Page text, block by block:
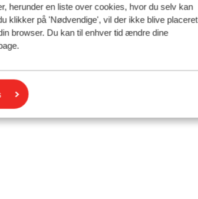
herunder en liste over cookies, hvor du selv kan
klikker på 'Nødvendige', vil der ikke blive placeret
browser. Du kan til enhver tid ændre dine